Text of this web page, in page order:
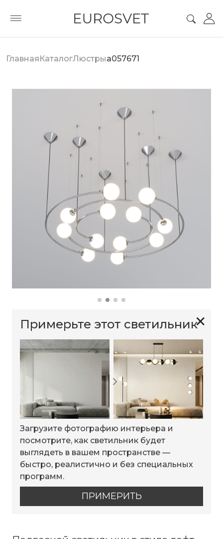
ГлавнаяКаталогЛюстрыa057671
✕
Примерьте этот светильник
Загрузите фотографию интерьера и
посмотрите, как светильник будет
выглядеть в вашем пространстве —
быстро, реалистично и без специальных
программ.
ПРИМЕРИТЬ